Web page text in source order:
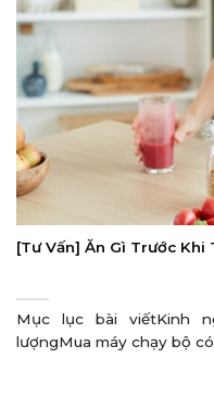
[Tư Vấn] Ăn Gì Trước Khi
Mục lục bài viếtKinh
lượngMua máy chạy bộ